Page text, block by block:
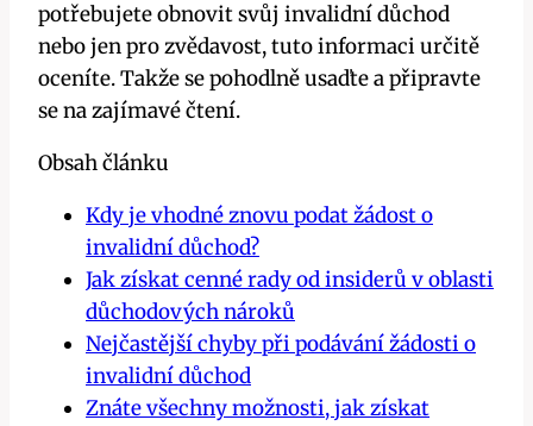
potřebujete obnovit svůj invalidní důchod
nebo jen pro zvědavost, tuto informaci určitě
oceníte. Takže se pohodlně usaďte a připravte
se na zajímavé čtení.
Obsah článku
Kdy je vhodné znovu podat žádost o
invalidní důchod?
Jak získat cenné rady od insiderů v oblasti
důchodových nároků
Nejčastější chyby při podávání žádosti o
invalidní důchod
Znáte všechny možnosti, jak získat